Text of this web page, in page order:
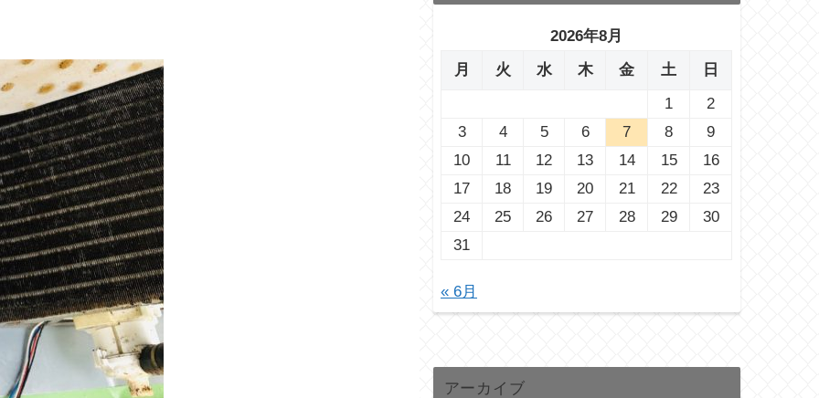
2026年8月
月
火 水 木 金 土
日
1
2
3
4 5 6 7 8
9
10
11 12 13 14 15
16
17
18 19 20 21 22
23
24
25 26 27 28 29
30
31
« 6月
アーカイブ